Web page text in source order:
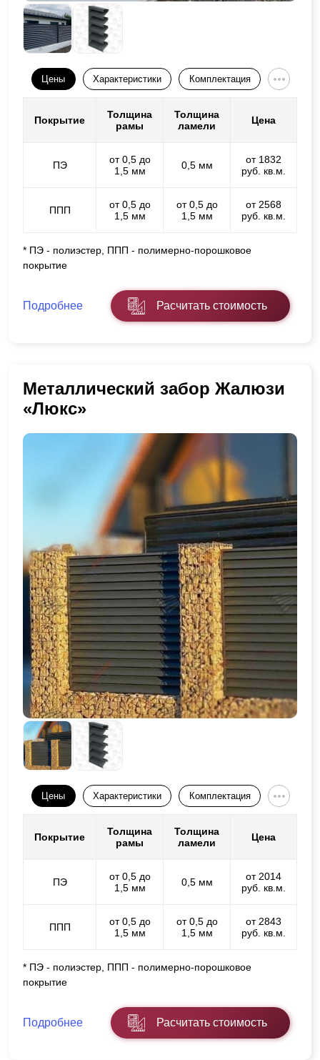
Цены Характеристики Комплектация
Покрытие
Толщина
рамы
Толщина
ламели
Цена
ПЭ
от 0,5 до
1,5 мм
0,5 мм
от 1832
руб. кв.м.
ППП
от 0,5 до
1,5 мм
от 0,5 до
1,5 мм
от 2568
руб. кв.м.
* ПЭ - полиэстер, ППП - полимерно-порошковое
покрытие
Подробнее Расчитать стоимость
Металлический забор Жалюзи
«Люкс»
Цены Характеристики Комплектация
Покрытие
Толщина
рамы
Толщина
ламели
Цена
ПЭ
от 0,5 до
1,5 мм
0,5 мм
от 2014
руб. кв.м.
ППП
от 0,5 до
1,5 мм
от 0,5 до
1,5 мм
от 2843
руб. кв.м.
* ПЭ - полиэстер, ППП - полимерно-порошковое
покрытие
Подробнее Расчитать стоимость